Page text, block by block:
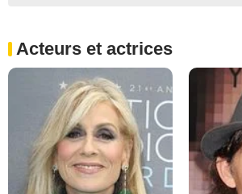
Acteurs et actrices